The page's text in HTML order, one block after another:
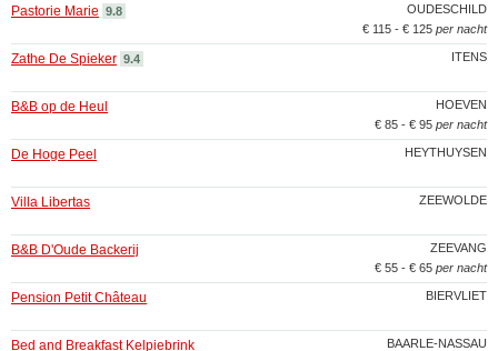
OUDESCHILD
Pastorie Marie 9.8
€ 115 - € 125 per nacht
ITENS
Zathe De Spieker 9.4
HOEVEN
B&B op de Heul
€ 85 - € 95 per nacht
HEYTHUYSEN
De Hoge Peel
ZEEWOLDE
Villa Libertas
ZEEVANG
B&B D'Oude Backerij
€ 55 - € 65 per nacht
BIERVLIET
Pension Petit Château
BAARLE-NASSAU
Bed and Breakfast Kelpiebrink